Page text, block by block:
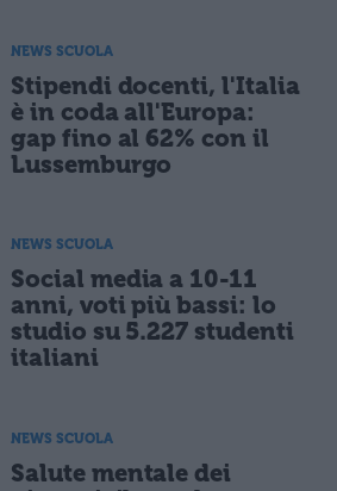
NEWS SCUOLA
Stipendi docenti, l'Italia
è in coda all'Europa:
gap fino al 62% con il
Lussemburgo
NEWS SCUOLA
Social media a 10-11
anni, voti più bassi: lo
studio su 5.227 studenti
italiani
NEWS SCUOLA
Salute mentale dei